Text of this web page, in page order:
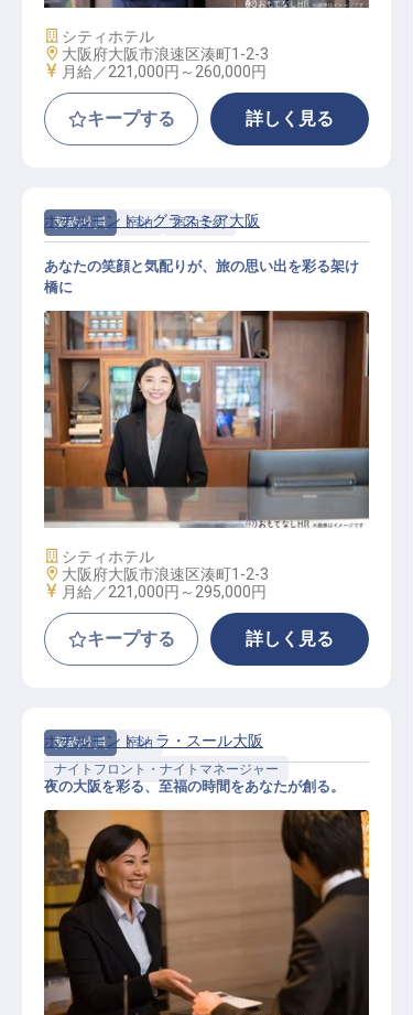
施設業態
シティホテル
勤務地
大阪府大阪市浪速区湊町1-2-3
給与
月給／221,000円～ 260,000円
キープする 詳しく見る
契約社員 宿泊 宿泊予約
宿泊予約スタッフ
ホテルモントレグラスミア大阪
あなたの笑顔と気配りが、旅の思い出を彩る架け
橋に
施設業態
シティホテル
勤務地
大阪府大阪市浪速区湊町1-2-3
給与
月給／221,000円～ 295,000円
キープする 詳しく見る
契約社員
宿泊
ナイトフロント・ナイトマネージャー
ナイトマネージャー
ホテルモントレ ラ・スール大阪
夜の大阪を彩る、至福の時間をあなたが創る。